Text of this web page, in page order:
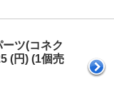
ーツ(コネク
(円) (1個売